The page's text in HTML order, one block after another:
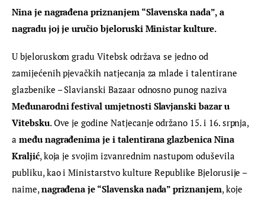
Nina je nagrađena priznanjem “Slavenska nada”, a
nagradu joj je uručio bjeloruski Ministar kulture.
U bjeloruskom gradu Vitebsk održava se jedno od
zamijećenih pjevačkih natjecanja za mlade i talentirane
glazbenike – Slavianski Bazaar odnosno punog naziva
Međunarodni festival umjetnosti Slavjanski bazar u
Vitebsku. Ove je godine Natjecanje održano 15. i 16. srpnja,
a među nagrađenima je i talentirana glazbenica Nina
Kraljić, koja je svojim izvanrednim nastupom oduševila
publiku, kao i Ministarstvo kulture Republike Bjelorusije –
naime, nagrađena je “Slavenska nada” priznanjem, koje